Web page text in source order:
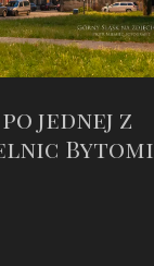
jednej z